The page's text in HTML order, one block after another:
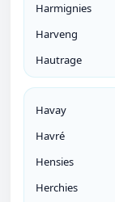
Harmignies
Harveng
Hautrage
Havay
Havré
Hensies
Herchies